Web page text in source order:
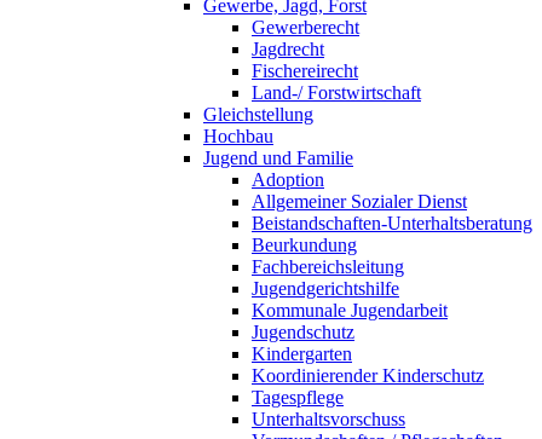
Gewerbe, Jagd, Forst
Gewerberecht
Jagdrecht
Fischereirecht
Land-/ Forstwirtschaft
Gleichstellung
Hochbau
Jugend und Familie
Adoption
Allgemeiner Sozialer Dienst
Beistandschaften-Unterhaltsberatung
Beurkundung
Fachbereichsleitung
Jugendgerichtshilfe
Kommunale Jugendarbeit
Jugendschutz
Kindergarten
Koordinierender Kinderschutz
Tagespflege
Unterhaltsvorschuss